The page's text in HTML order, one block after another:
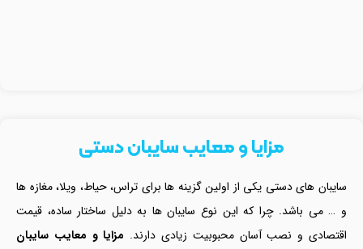
مزایا و معایب سایبان‌ دستی
سایبان های دستی یکی از اولین گزینه ها برای تراس، حیاط، ویلا، مغازه ها
و … می باشد. چرا که این نوع سایبان ها به دلیل ساختار ساده، قیمت
اقتصادی و نصب آسان محبوبیت زیادی دارند.مزایا و معایب سایبان